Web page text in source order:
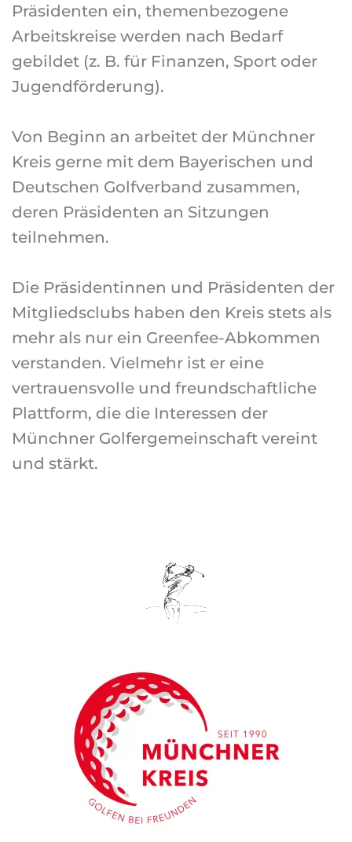
Präsidenten ein, themenbezogene
Arbeitskreise werden nach Bedarf
gebildet (z. B. für Finanzen, Sport oder
Jugendförderung).
Von Beginn an arbeitet der Münchner
Kreis gerne mit dem Bayerischen und
Deutschen Golfverband zusammen,
deren Präsidenten an Sitzungen
teilnehmen.
Die Präsidentinnen und Präsidenten der
Mitgliedsclubs haben den Kreis stets als
mehr als nur ein Greenfee-Abkommen
verstanden. Vielmehr ist er eine
vertrauensvolle und freundschaftliche
Plattform, die die Interessen der
Münchner Golfergemeinschaft vereint
und stärkt.